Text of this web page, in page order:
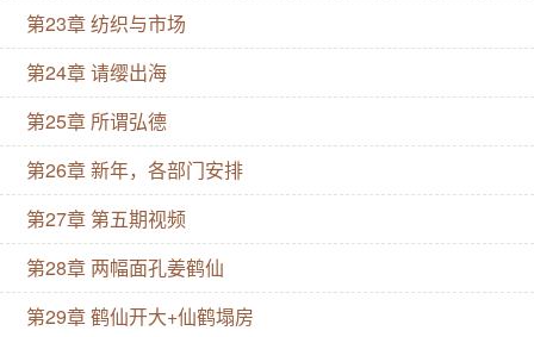
第23章 纺织与市场
第24章 请缨出海
第25章 所谓弘德
第26章 新年，各部门安排
第27章 第五期视频
第28章 两幅面孔姜鹤仙
第29章 鹤仙开大+仙鹤塌房